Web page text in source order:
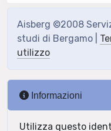
Aisberg ©2008
studi di Bergamo |
utilizzo
Informazioni
Utilizza questo